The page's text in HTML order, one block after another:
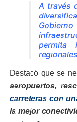
A través
permita
Destacó que se
aeropuertos,
carreteras con
la mejor